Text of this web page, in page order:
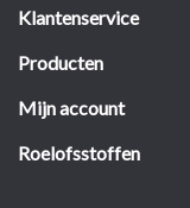
Klantenservice
Producten
Mijn account
Roelofsstoffen